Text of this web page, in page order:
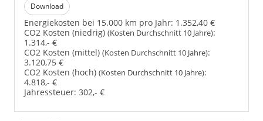
Download
Energiekosten bei 15.000 km pro Jahr: 1.352,40 €
CO2 Kosten (niedrig) (Kosten Durchschnitt 10 Jahre):
1.314,- €
CO2 Kosten (mittel) (Kosten Durchschnitt 10 Jahre):
3.120,75 €
CO2 Kosten (hoch) (Kosten Durchschnitt 10 Jahre):
4.818,- €
Jahressteuer: 302,- €